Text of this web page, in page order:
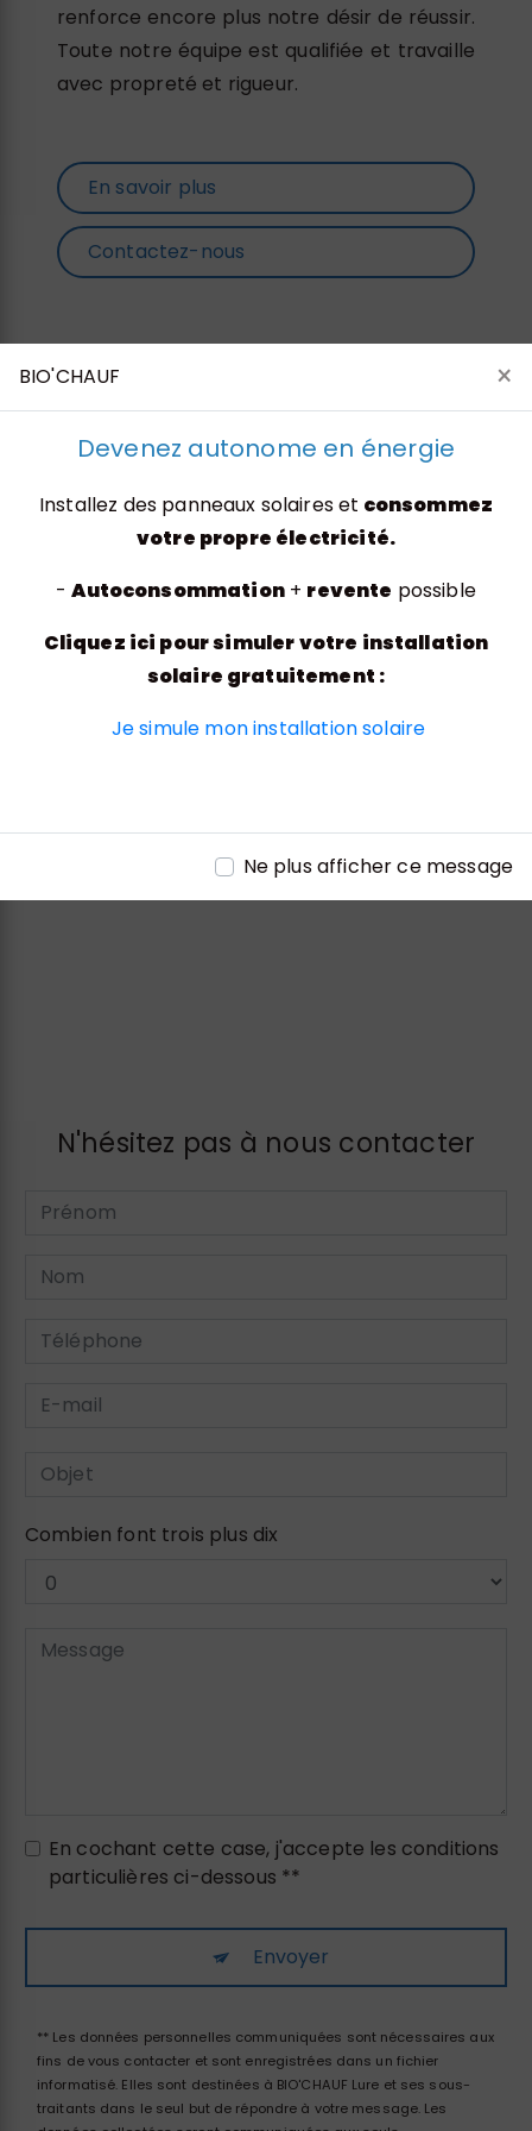
BIO'CHAUF ×
Devenez autonome en énergie
Installez des panneaux solaires et consommez
votre propre électricité.
-Autoconsommation+ revente possible
Cliquez ici pour simuler votre installation
solaire gratuitement :
Je simule mon installation solaire
Ne plus afficher ce message
renforce encore plus notre désir de réussir.
Toute notre équipe est qualifiée et travaille
avec propreté et rigueur.
En savoir plus
Contactez-nous
Rue de l'Entreprise, 70200 Lure
Téléphone
N'hésitez pas à nous contacter
Combien font trois plus dix
En cochant cette case, j'accepte les conditions
particulières ci-dessous **
Envoyer
** Les données personnelles communiquées sont nécessaires aux
fins de vous contacter et sont enregistrées dans un fichier
informatisé. Elles sont destinées à BIO'CHAUF Lure et ses sous-
traitants dans le seul but de répondre à votre message. Les